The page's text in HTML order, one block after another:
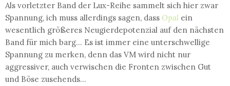
Als vorletzter Band der Lux-Reihe sammelt sich hier zwar
Spannung, ich muss allerdings sagen, dass Opal ein
wesentlich größeres Neugierdepotenzial auf den nächsten
Band für mich barg... Es ist immer eine unterschwellige
Spannung zu merken, denn das VM wird nicht nur
aggressiver, auch verwischen die Fronten zwischen Gut
und Böse zusehends...